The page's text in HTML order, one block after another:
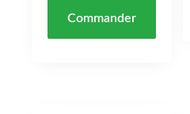
Commander